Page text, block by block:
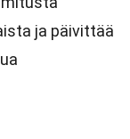
ja päivittää